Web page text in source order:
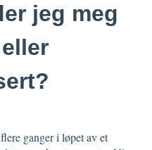
jeg meg
ganger i løpet av et